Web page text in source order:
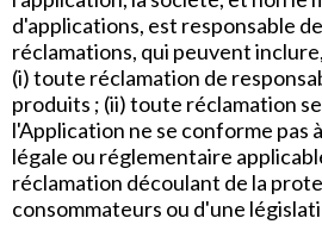
d'applications, est responsable
réclamations, qui peuvent
(i) toute réclamation de
produits ; (ii) toute réclamation
l'Application ne se conforme pas
légale ou réglementaire
réclamation découlant de la
consommateurs ou d'une